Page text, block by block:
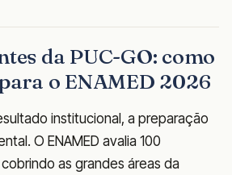
da PUC-GO: como
o ENAMED 2026
institucional, a preparação
O ENAMED avalia 100
as grandes áreas da